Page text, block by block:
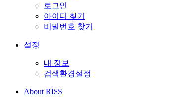
로그인
아이디 찾기
비밀번호 찾기
설정
내 정보
검색환경설정
About RISS